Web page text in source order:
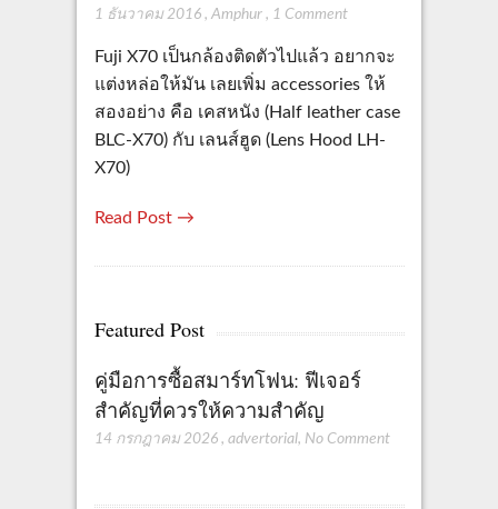
1 ธันวาคม 2016, Amphur, 1 Comment
Fuji X70 เป็นกล้องติดตัวไปแล้ว อยากจะ
แต่งหล่อให้มัน เลยเพิ่ม accessories ให้
สองอย่าง คือ เคสหนัง (Half leather case
BLC-X70) กับ เลนส์ฮูด (Lens Hood LH-
X70)
Read Post →
Featured Post
คู่มือการซื้อสมาร์ทโฟน: ฟีเจอร์
สำคัญที่ควรให้ความสำคัญ
14 กรกฎาคม 2026 , advertorial, No Comment